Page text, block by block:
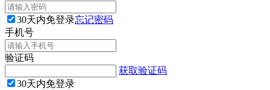
30天内免登录忘记密码
手机号
验证码
获取验证码
30天内免登录